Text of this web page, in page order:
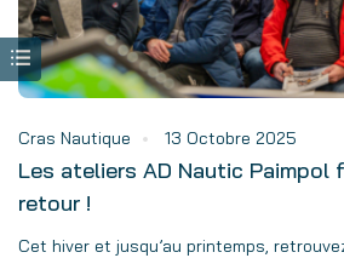
Cras Nautique 13 Octobre 2025
Les ateliers AD Nautic Paimpol
retour !
Cet hiver et jusqu’au printemps,